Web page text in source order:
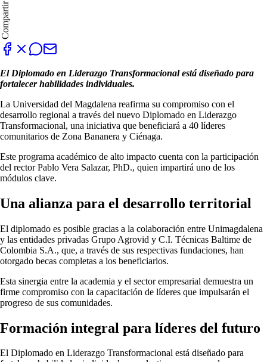
Compartir
El Diplomado en Liderazgo Transformacional está diseñado para
fortalecer habilidades individuales.
La Universidad del Magdalena reafirma su compromiso con el
desarrollo regional a través del nuevo Diplomado en Liderazgo
Transformacional, una iniciativa que beneficiará a 40 líderes
comunitarios de Zona Bananera y Ciénaga.
Este programa académico de alto impacto cuenta con la participación
del rector Pablo Vera Salazar, PhD., quien impartirá uno de los
módulos clave.
Una alianza para el desarrollo territorial
El diplomado es posible gracias a la colaboración entre Unimagdalena
y las entidades privadas Grupo Agrovid y C.I. Técnicas Baltime de
Colombia S.A., que, a través de sus respectivas fundaciones, han
otorgado becas completas a los beneficiarios.
Esta sinergia entre la academia y el sector empresarial demuestra un
firme compromiso con la capacitación de líderes que impulsarán el
progreso de sus comunidades.
Formación integral para líderes del futuro
El Diplomado en Liderazgo Transformacional está diseñado para